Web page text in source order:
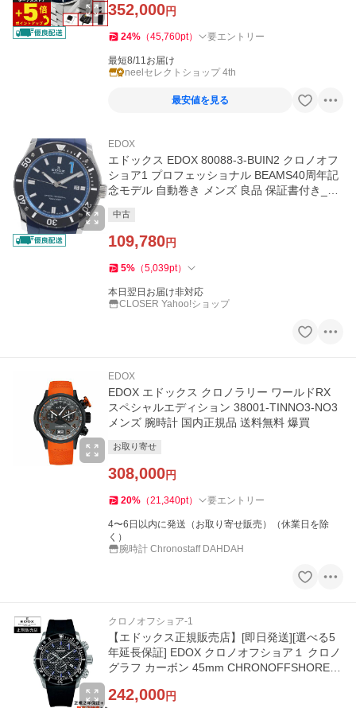
352,000円
24% （45,760pt） 要エントリー
最短8/11お届け
neelセレクトショップ 4th
最安値を見る
EDOX
エドックス EDOX 80088-3-BUIN2 クロノオフ
ショア1 プロフェッショナル BEAMS40周年記
念モデル 自動巻き メンズ 良品 保証書付き_95
中古
109,780円
5% （5,039pt）
本日翌日お届け非対応
CLOSER Yahoo!ショップ
EDOX
EDOX エドックス クロノラリー ワールドRX
スペシャルエディション 38001-TINNO3-NO3
メンズ 腕時計 国内正規品 送料無料 爆買
お取り寄せ
308,000円
20% （21,340pt） 要エントリー
4〜6日以内に発送（お取り寄せ販売）（休業日を除
く）
腕時計 Chronostaff DAHDAH
クロノオフショア-1
【エドックス正規販売店】[即日発送][選べる5
年延長保証] EDOX クロノオフショア１ クロノ
グラフ カーボン 45mm CHRONOFFSHORE-1
242,000円